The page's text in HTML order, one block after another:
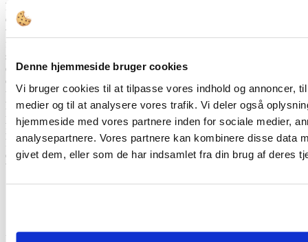
Denne hjemmeside bruger cookies
Vi bruger cookies til at tilpasse vores indhold og annoncer,
medier og til at analysere vores trafik. Vi deler også
hjemmeside med vores partnere inden for sociale medier,
analysepartnere. Vores partnere kan kombinere disse data
givet dem, eller som de har indsamlet fra din brug af deres
De uddannelser, der tilbydes de nye bestyrelser, skal også træne
deltagerne i at kunne forholde sig og manøvre strategisk i den
virkelighed, som kommer. Som sagt er forståelsen af og
forventningerne til godt bestyrelsesarbejde ikke en statisk
størrelse. Der kommer hele tiden nye krav til bestyrelserne – fra
ejerne, myndighederne, medarbejderne, kunderne, EU og
omgivelserne i øvrigt. Læg dertil, at de strategiske
udfordringer, som bestyrelserne skal forholde sig til og kunne
håndtere, vil være nogle andre i 20’erne, ligesom nogle af de
problemstillinger, som bestyrelserne allerede har fokus på, vil skulle
imødegås med endnu større alvor i det næste årti end det, der har
kendetegnet 10’erne. Det gælder eksempelvis bæredygtighed, grøn
omstilling, krav til ledelse, etik, regulering, diversitet, selskabers
bidrag til byudvikling mv.